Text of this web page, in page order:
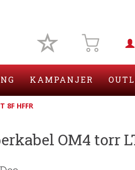
KAMPANJER
8F HFFR
OM4 torr